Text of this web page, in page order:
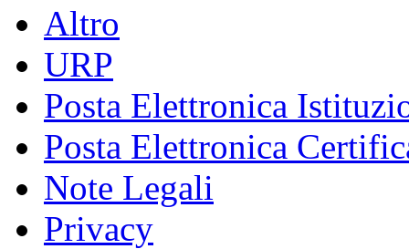
Altro
URP
Posta Elettronica
Posta Elettronica
Note Legali
Privacy